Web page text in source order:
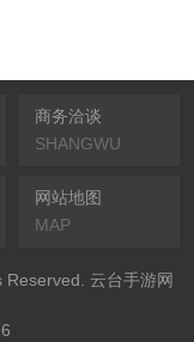
商务洽谈
SHANGWU
网站地图
MAP
云台手游网